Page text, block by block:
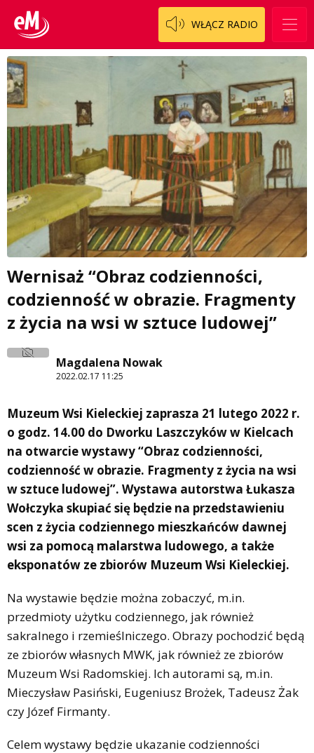
WŁĄCZ RADIO
Wernisaż “Obraz codzienności,
codzienność w obrazie. Fragmenty
z życia na wsi w sztuce ludowej”
Magdalena Nowak
2022.02.17 11:25
Muzeum Wsi Kieleckiej zaprasza 21 lutego 2022 r.
o godz. 14.00 do Dworku Laszczyków w Kielcach
na otwarcie wystawy “Obraz codzienności,
codzienność w obrazie. Fragmenty z życia na wsi
w sztuce ludowej”. Wystawa autorstwa Łukasza
Wołczyka skupiać się będzie na przedstawieniu
scen z życia codziennego mieszkańców dawnej
wsi za pomocą malarstwa ludowego, a także
eksponatów ze zbiorów Muzeum Wsi Kieleckiej.
Na wystawie będzie można zobaczyć, m.in.
przedmioty użytku codziennego, jak również
sakralnego i rzemieślniczego. Obrazy pochodzić będą
ze zbiorów własnych MWK, jak również ze zbiorów
Muzeum Wsi Radomskiej. Ich autorami są, m.in.
Mieczysław Pasiński, Eugeniusz Brożek, Tadeusz Żak
czy Józef Firmanty.
Celem wystawy będzie ukazanie codzienności